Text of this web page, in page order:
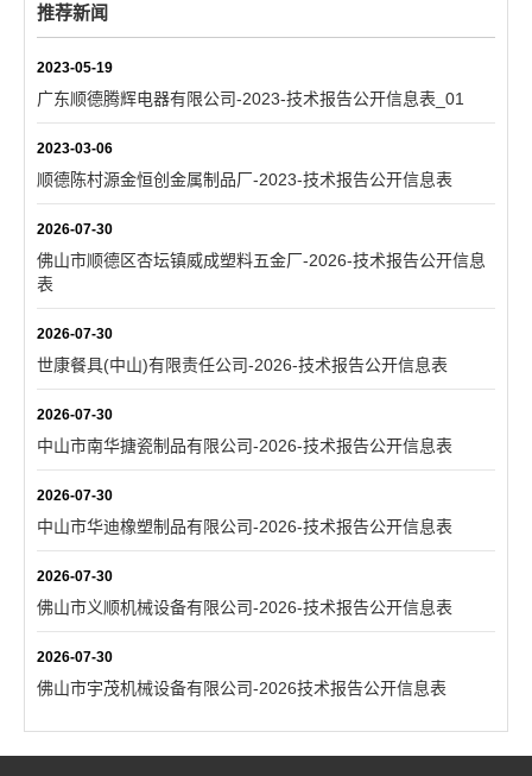
推荐新闻
2023-05-19
广东顺德腾辉电器有限公司-2023-技术报告公开信息表_01
2023-03-06
顺德陈村源金恒创金属制品厂-2023-技术报告公开信息表
2026-07-30
佛山市顺德区杏坛镇威成塑料五金厂-2026-技术报告公开信息
表
2026-07-30
世康餐具(中山)有限责任公司-2026-技术报告公开信息表
2026-07-30
中山市南华搪瓷制品有限公司-2026-技术报告公开信息表
2026-07-30
中山市华迪橡塑制品有限公司-2026-技术报告公开信息表
2026-07-30
佛山市义顺机械设备有限公司-2026-技术报告公开信息表
2026-07-30
佛山市宇茂机械设备有限公司-2026技术报告公开信息表